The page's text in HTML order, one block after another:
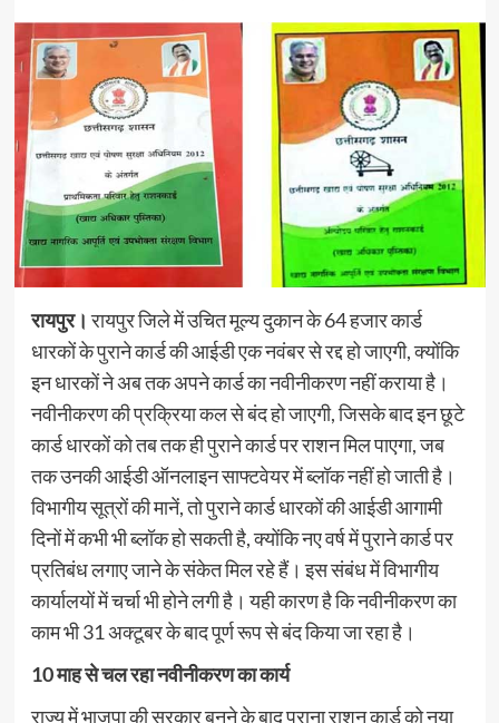
रायपुर। रायपुर जिले में उचित मूल्य दुकान के 64 हजार कार्ड
धारकों के पुराने कार्ड की आईडी एक नवंबर से रद्द हो जाएगी, क्योंकि
इन धारकों ने अब तक अपने कार्ड का नवीनीकरण नहीं कराया है।
नवीनीकरण की प्रक्रिया कल से बंद हो जाएगी, जिसके बाद इन छूटे
कार्ड धारकों को तब तक ही पुराने कार्ड पर राशन मिल पाएगा, जब
तक उनकी आईडी ऑनलाइन साफ्टवेयर में ब्लॉक नहीं हो जाती है।
विभागीय सूत्रों की मानें, तो पुराने कार्ड धारकों की आईडी आगामी
दिनों में कभी भी ब्लॉक हो सकती है, क्योंकि नए वर्ष में पुराने कार्ड पर
प्रतिबंध लगाए जाने के संकेत मिल रहे हैं। इस संबंध में विभागीय
कार्यालयों में चर्चा भी होने लगी है। यही कारण है कि नवीनीकरण का
काम भी 31 अक्टूबर के बाद पूर्ण रूप से बंद किया जा रहा है।
10 माह से चल रहा नवीनीकरण का कार्य
राज्य में भाजपा की सरकार बनने के बाद पुराना राशन कार्ड को नया